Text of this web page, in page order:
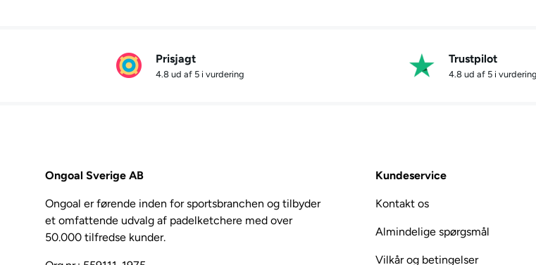
Prisjagt
4.8 ud af 5 i vurdering
Trustpilot
4.8 ud af 5 i vurdering
Ongoal Sverige AB
Ongoal er førende inden for sportsbranchen og tilbyder
et omfattende udvalg af padelketchere med over
50.000 tilfredse kunder.
Kundeservice
Kontakt os
Almindelige spørgsmål
Vilkår og betingelser